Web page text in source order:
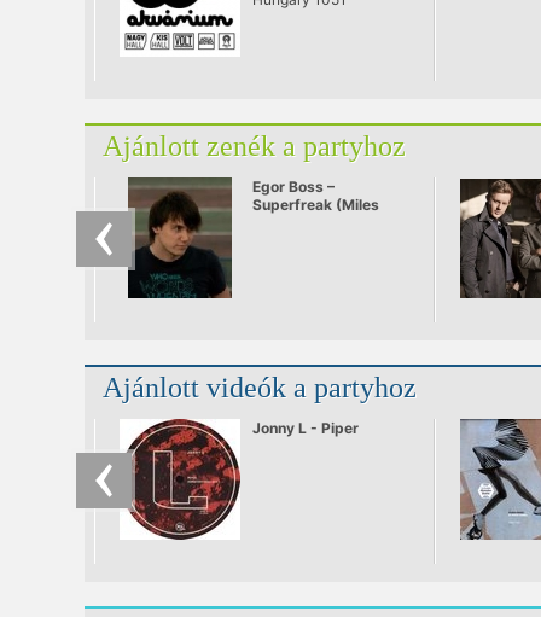
Ajánlott zenék a partyhoz
Egor Boss –
Superfreak (Miles
Ajánlott videók a partyhoz
Jonny L - Piper